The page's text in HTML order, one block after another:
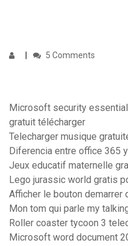
5 Comments
Microsoft security
gratuit télécharger
Telecharger musique
Diferencia entre office 365
Jeux educatif maternelle
Lego jurassic world gratis
Afficher le bouton demarrer
Mon tom qui parle my
Roller coaster tycoon 3
Microsoft word document